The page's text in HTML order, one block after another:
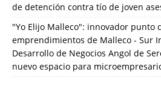
de detención contra tío de joven
"Yo Elijo Malleco": innovador punto
emprendimientos de Malleco - Sur
Desarrollo de Negocios Angol de
nuevo espacio para